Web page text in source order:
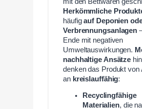
Herkömmliche
häufigauf Deponien
Verbrennungsanlagen
Ende mit negativen
Umweltauswirkungen.
nachhaltige Ansätze
denken das Produkt von
an kreislauffähig:
Recyclingfähige
Materialien, die